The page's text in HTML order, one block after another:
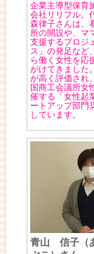
企業主導型保育
会社リリフル。
森律子さんは、
所の開設や、マ
支援するプロジ
ス」の発足など
ら働く女性を応
がけてきました
が高く評価され
国商工会議所女
催する「女性起
ートアップ部門
しています。
青山 信子（